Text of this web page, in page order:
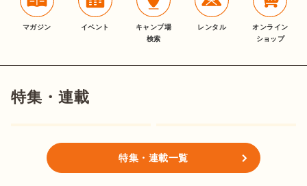
マガジン イベント
キャンプ場
検索
レンタル
オンライン
ショップ
特集・連載
特集・連載一覧